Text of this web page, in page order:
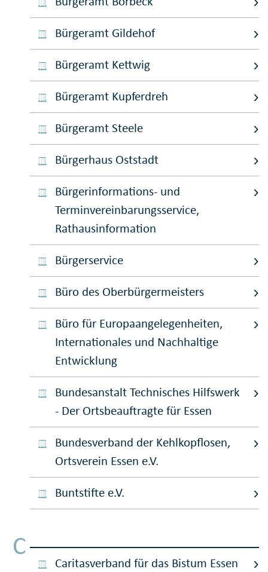
Bürgeramt Gildehof
Bürgeramt Kettwig
Bürgeramt Kupferdreh
Bürgeramt Steele
Bürgerhaus Oststadt
Bürgerinformations- und
Terminvereinbarungsservice,
Rathausinformation
Bürgerservice
Büro des Oberbürgermeisters
Büro für Europaangelegenheiten,
Internationales und Nachhaltige
Entwicklung
Bundesanstalt Technisches Hilfswerk
- Der Ortsbeauftragte für Essen
Bundesverband der Kehlkopflosen,
Ortsverein Essen e.V.
Buntstifte e.V.
C
Caritasverband für das Bistum Essen